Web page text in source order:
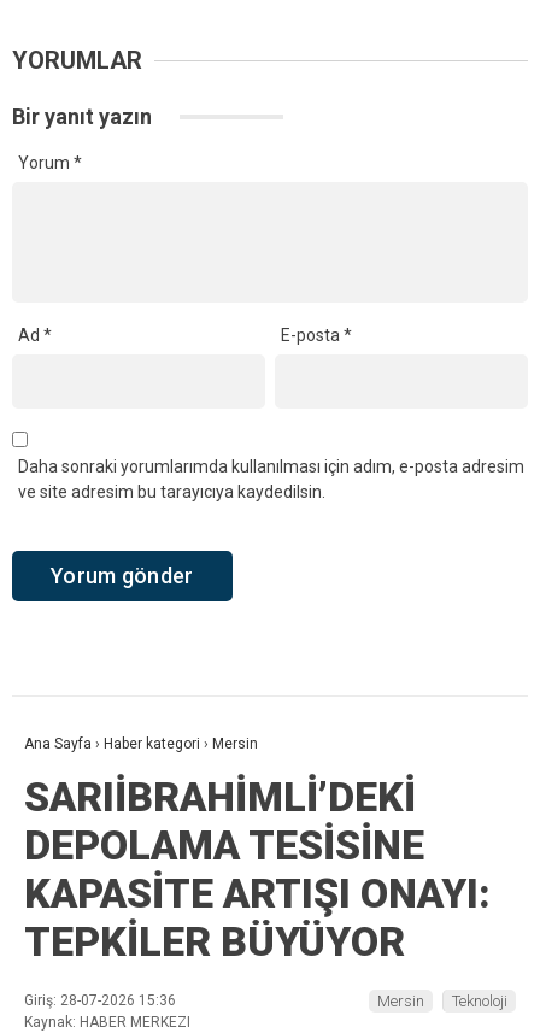
YORUMLAR
Bir yanıt yazın
Yorum *
Ad * E-posta*
Daha sonraki yorumlarımda kullanılması için adım, e-posta adresim
ve site adresim bu tarayıcıya kaydedilsin.
Ana Sayfa › Haber kategori › Mersin
SARIİBRAHİMLİ’DEKİ
DEPOLAMA TESİSİNE
KAPASİTE ARTIŞI ONAYI:
TEPKİLER BÜYÜYOR
Giriş: 28-07-2026 15:36
Kaynak: HABER MERKEZI
Mersin Teknoloji